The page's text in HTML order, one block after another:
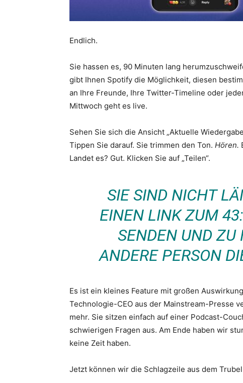
Endlich.
Sie hassen es, 90 Minuten lang
gibt Ihnen Spotify die Möglichkeit, diesen
an Ihre Freunde, Ihre Twitter-Timeline oder
Mittwoch geht es live.
Sehen Sie sich die Ansicht „Aktuelle
Tippen Sie darauf. Sie trimmen den Ton. Hören.
Landet es? Gut. Klicken Sie auf „Teilen“.
SIE SIND NICHT
EINEN LINK ZUM
SENDEN UND ZU
ANDERE PERSON
Es ist ein kleines Feature mit großen
Technologie-CEO aus der Mainstream-Presse
mehr. Sie sitzen einfach auf einer Podcast-
schwierigen Fragen aus. Am Ende haben wir
keine Zeit haben.
Jetzt können wir die Schlagzeile aus dem